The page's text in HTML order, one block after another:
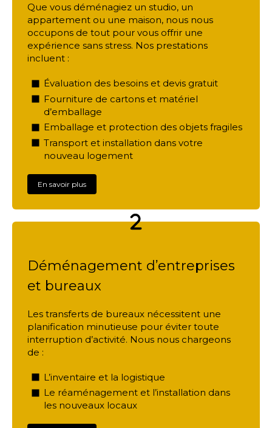
Que vous déménagiez un studio, un
appartement ou une maison, nous nous
occupons de tout pour vous offrir une
expérience sans stress. Nos prestations
incluent :
Évaluation des besoins et devis gratuit
Fourniture de cartons et matériel
d’emballage
Emballage et protection des objets fragiles
Transport et installation dans votre
nouveau logement
En savoir plus
Déménagement d’entreprises
et bureaux
Les transferts de bureaux nécessitent une
planification minutieuse pour éviter toute
interruption d’activité. Nous nous chargeons
de :
L’inventaire et la logistique
Le réaménagement et l’installation dans
les nouveaux locaux